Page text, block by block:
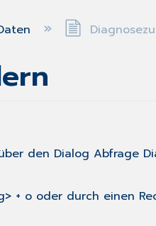
den Dialog Abfrage
+ o oder durch einen